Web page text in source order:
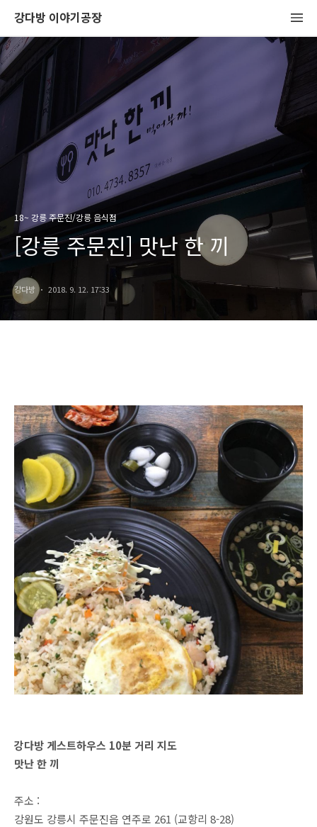
강다방 이야기공장
18~ 강릉 주문진/강릉 음식점
[강릉 주문진] 맛난 한 끼
강다방 2018. 9. 12. 17:33
강다방 게스트하우스 10분 거리 지도
맛난 한 끼
주소 :
강원도 강릉시 주문진읍 연주로 261 (교항리 8-28)